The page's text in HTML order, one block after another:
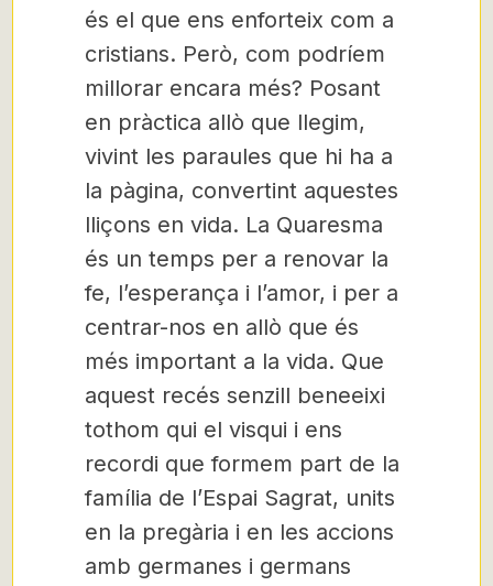
és el que ens enforteix com a
cristians. Però, com podríem
millorar encara més? Posant
en pràctica allò que llegim,
vivint les paraules que hi ha a
la pàgina, convertint aquestes
lliçons en vida. La Quaresma
és un temps per a renovar la
fe, l’esperança i l’amor, i per a
centrar-nos en allò que és
més important a la vida. Que
aquest recés senzill beneeixi
tothom qui el visqui i ens
recordi que formem part de la
família de l’Espai Sagrat, units
en la pregària i en les accions
amb germanes i germans